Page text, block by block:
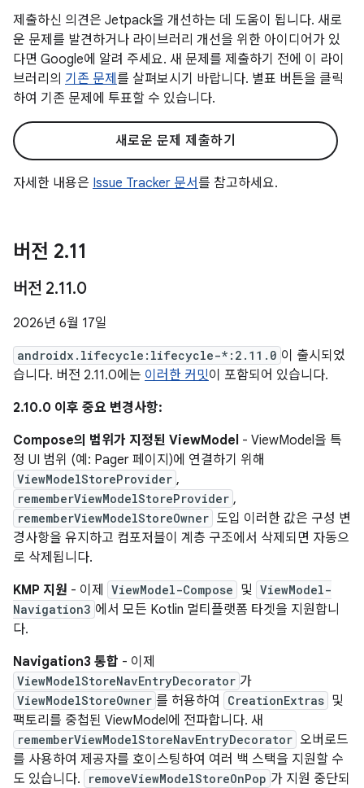
제출하신 의견은 Jetpack을 개선하는 데 도움이 됩니다. 새로
운 문제를 발견하거나 라이브러리 개선을 위한 아이디어가 있
다면 Google에 알려 주세요. 새 문제를 제출하기 전에 이 라이
브러리의 기존 문제 를 살펴보시기 바랍니다. 별표 버튼을 클릭
하여 기존 문제에 투표할 수 있습니다.
새로운 문제 제출하기
자세한 내용은 Issue Tracker 문서를 참고하세요.
버전 2.11
버전 2.11.0
2026년 6월 17일
androidx.lifecycle:lifecycle-*:2.11.0 이 출시되었
습니다. 버전 2.11.0에는 이러한 커밋이 포함되어 있습니다.
2.10.0 이후 중요 변경사항:
Compose의 범위가 지정된 ViewModel - ViewModel을 특
정 UI 범위 (예: Pager 페이지)에 연결하기 위해
ViewModelStoreProvider ,
rememberViewModelStoreProvider ,
rememberViewModelStoreOwner 도입 이러한 값은 구성 변
경사항을 유지하고 컴포저블이 계층 구조에서 삭제되면 자동으
로 삭제됩니다.
KMP 지원 - 이제 ViewModel-Compose 및 ViewModel-
Navigation3 에서 모든 Kotlin 멀티플랫폼 타겟을 지원합니
다.
Navigation3 통합 - 이제
ViewModelStoreNavEntryDecorator 가
ViewModelStoreOwner 를 허용하여 CreationExtras 및
팩토리를 중첩된 ViewModel에 전파합니다. 새
rememberViewModelStoreNavEntryDecorator 오버로드
를 사용하여 제공자를 호이스팅하여 여러 백 스택을 지원할 수
도 있습니다.
removeViewModelStoreOnPop 가 지원 중단되